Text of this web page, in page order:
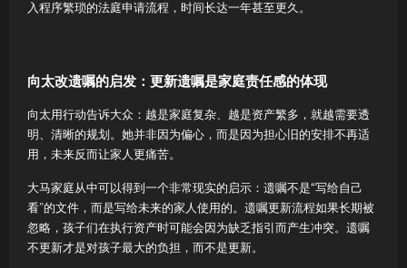
入程序繁琐的法庭申请流程，时间长达一年甚至更久。
向太改遗嘱的启发：更新遗嘱是家庭责任感的体现
向太用行动告诉大众：越是家庭复杂、越是资产繁多，就越需要透
明、清晰的规划。她并非因为偏心，而是因为担心旧的安排不再适
用，未来反而让家人更痛苦。
大马家庭从中可以得到一个非常现实的启示：遗嘱不是“写给自己
看”的文件，而是写给未来的家人使用的。遗嘱更新流程如果长期被
忽略，孩子们在执行资产时可能会因为缺乏指引而产生冲突。遗嘱
不更新才是对孩子最大的负担，而不是更新。